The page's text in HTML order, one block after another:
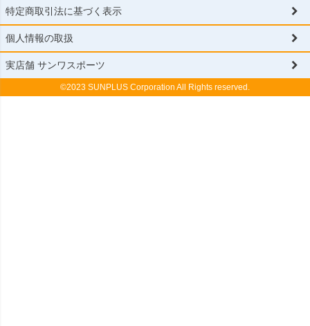
特定商取引法に基づく表示
個人情報の取扱
実店舗 サンワスポーツ
©2023 SUNPLUS Corporation All Rights reserved.